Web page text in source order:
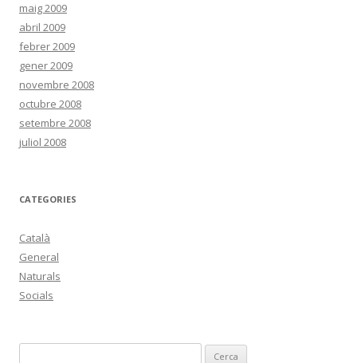
maig 2009
abril 2009
febrer 2009
gener 2009
novembre 2008
octubre 2008
setembre 2008
juliol 2008
CATEGORIES
Català
General
Naturals
Socials